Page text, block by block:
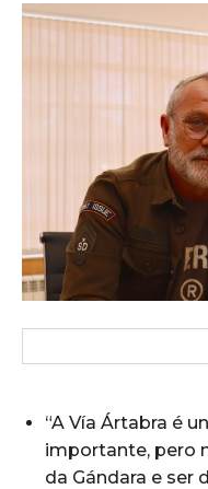
“A Vía Ártabra é
importante, pero
da Gándara e ser